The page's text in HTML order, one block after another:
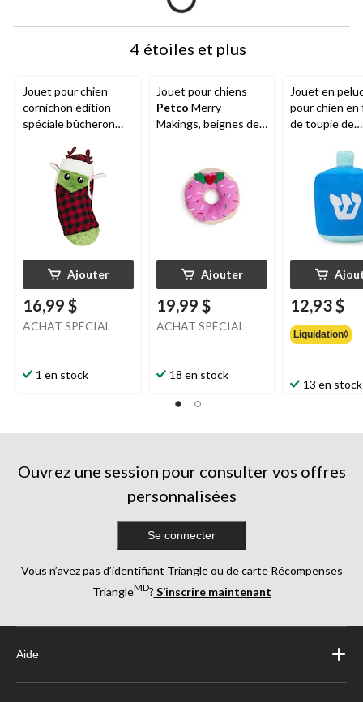
4 étoiles et plus
Jouet pour chien
cornichon édition
spéciale bûcheron
Makings, 14 po
Ajouter
16,99 $
ACHAT SPÉCIAL
1 en stock
Jouet pour chiens
Petco Merry
Makings, beignes de
Ajouter
19,99 $
ACHAT SPÉCIAL
18 en stock
Jouet en
pour chien en
de toupie de
Holiday, 18 po
12,93 $
Liquidation◊
13 en stock
Ouvrez une session pour consulter vos offres
personnalisées
Se connecter
Vous n’avez pas d’identifiant Triangle ou de carte Récompenses
TriangleMD? S’inscrire maintenant
Aide